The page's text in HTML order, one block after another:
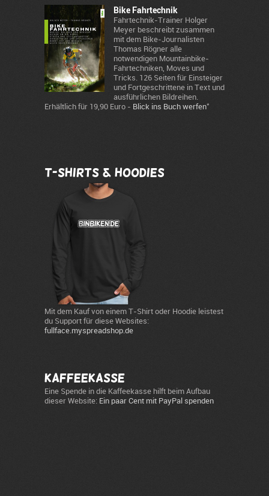
Bike Fahrtechnik
Fahrtechnik-Trainer Holger
Meyer beschreibt zusammen
mit dem Bike-Journalisten
Thomas Rögner alle
notwendigen Mountainbike-
Fahrtechniken, Moves und
Tricks. 126 Seiten für Einsteiger
und Fortgeschrittene in Text und
ausführlichen Bildreihen.
Erhältlich für 19,90 Euro - Blick ins Buch werfen*
T-Shirts & Hoodies
Mit dem Kauf von einem T-Shirt oder Hoodie leistest
du Support für diese Websites:
fullface.myspreadshop.de
Kaffeekasse
Eine Spende in die Kaffeekasse hilft beim Aufbau
dieser Website: Ein paar Cent mit PayPal spenden